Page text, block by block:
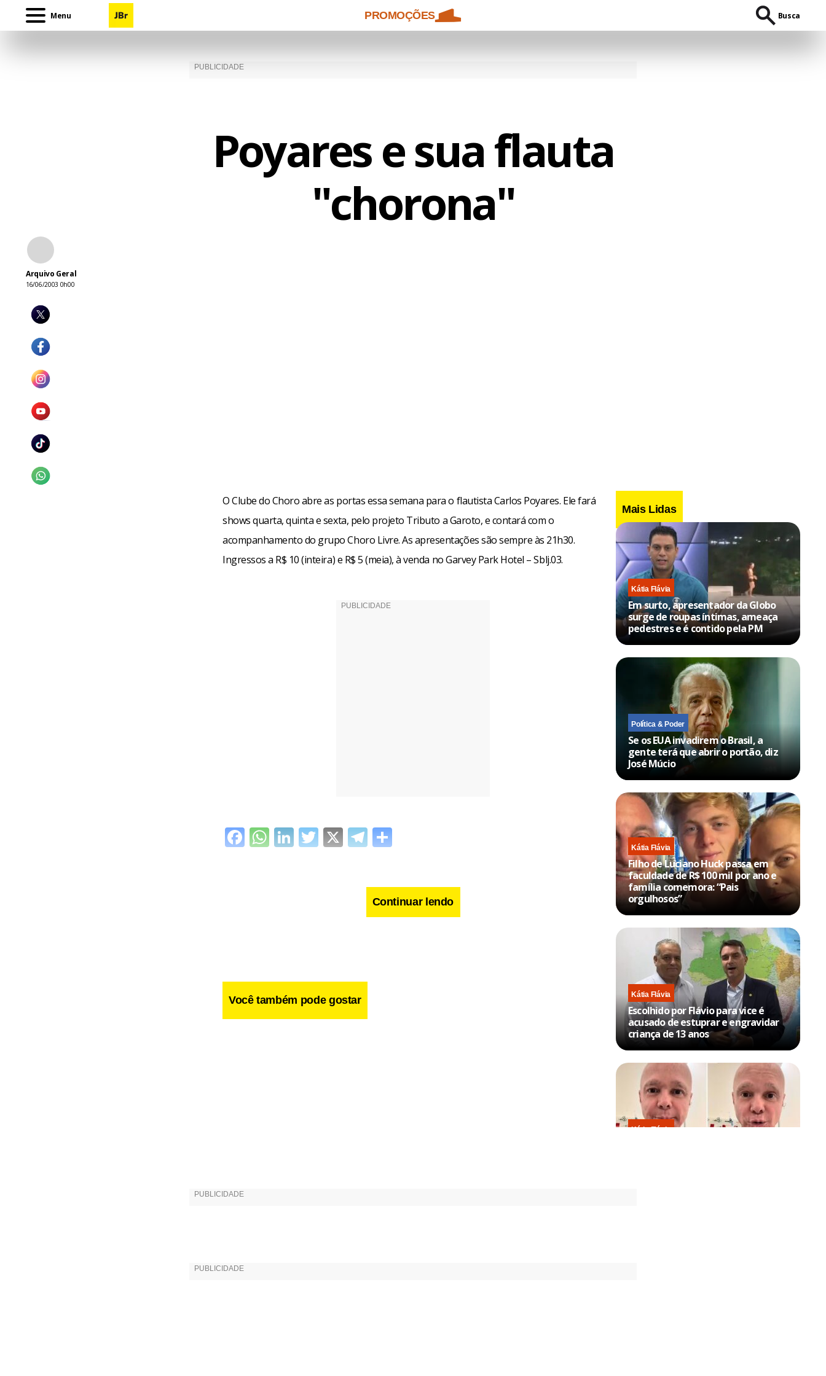
Menu PROMOÇÕES Busca
Poyares e sua flauta
"chorona"
Arquivo Geral
16/06/2003 0h00
O Clube do Choro abre as portas essa semana para o flautista Carlos Poyares. Ele fará
shows quarta, quinta e sexta, pelo projeto Tributo a Garoto, e contará com o
acompanhamento do grupo Choro Livre. As apresentações são sempre às 21h30.
Ingressos a R$ 10 (inteira) e R$ 5 (meia), à venda no Garvey Park Hotel – Sblj.03.
Facebook
WhatsApp
LinkedIn
Twitter
X Telegram
Continuar lendo
Você também pode gostar
Mais Lidas
Kátia Flávia
Em surto, apresentador da Globo
surge de roupas íntimas, ameaça
pedestres e é contido pela PM
Política & Poder
Se os EUA invadirem o Brasil, a
gente terá que abrir o portão, diz
José Múcio
Kátia Flávia
Filho de Luciano Huck passa em
faculdade de R$ 100 mil por ano e
família comemora: “Pais
orgulhosos”
Kátia Flávia
Escolhido por Flávio para vice é
acusado de estuprar e engravidar
criança de 13 anos
Kátia Flávia